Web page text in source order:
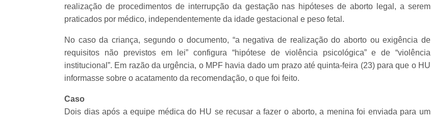
realização de procedimentos de interrupção da gestação nas hipóteses de aborto legal, a serem
praticados por médico, independentemente da idade gestacional e peso fetal.
No caso da criança, segundo o documento, “a negativa de realização do aborto ou exigência de
requisitos não previstos em lei” configura “hipótese de violência psicológica” e de “violência
institucional”. Em razão da urgência, o MPF havia dado um prazo até quinta-feira (23) para que o HU
informasse sobre o acatamento da recomendação, o que foi feito.
Caso
Dois dias após a equipe médica do HU se recusar a fazer o aborto, a menina foi enviada para um